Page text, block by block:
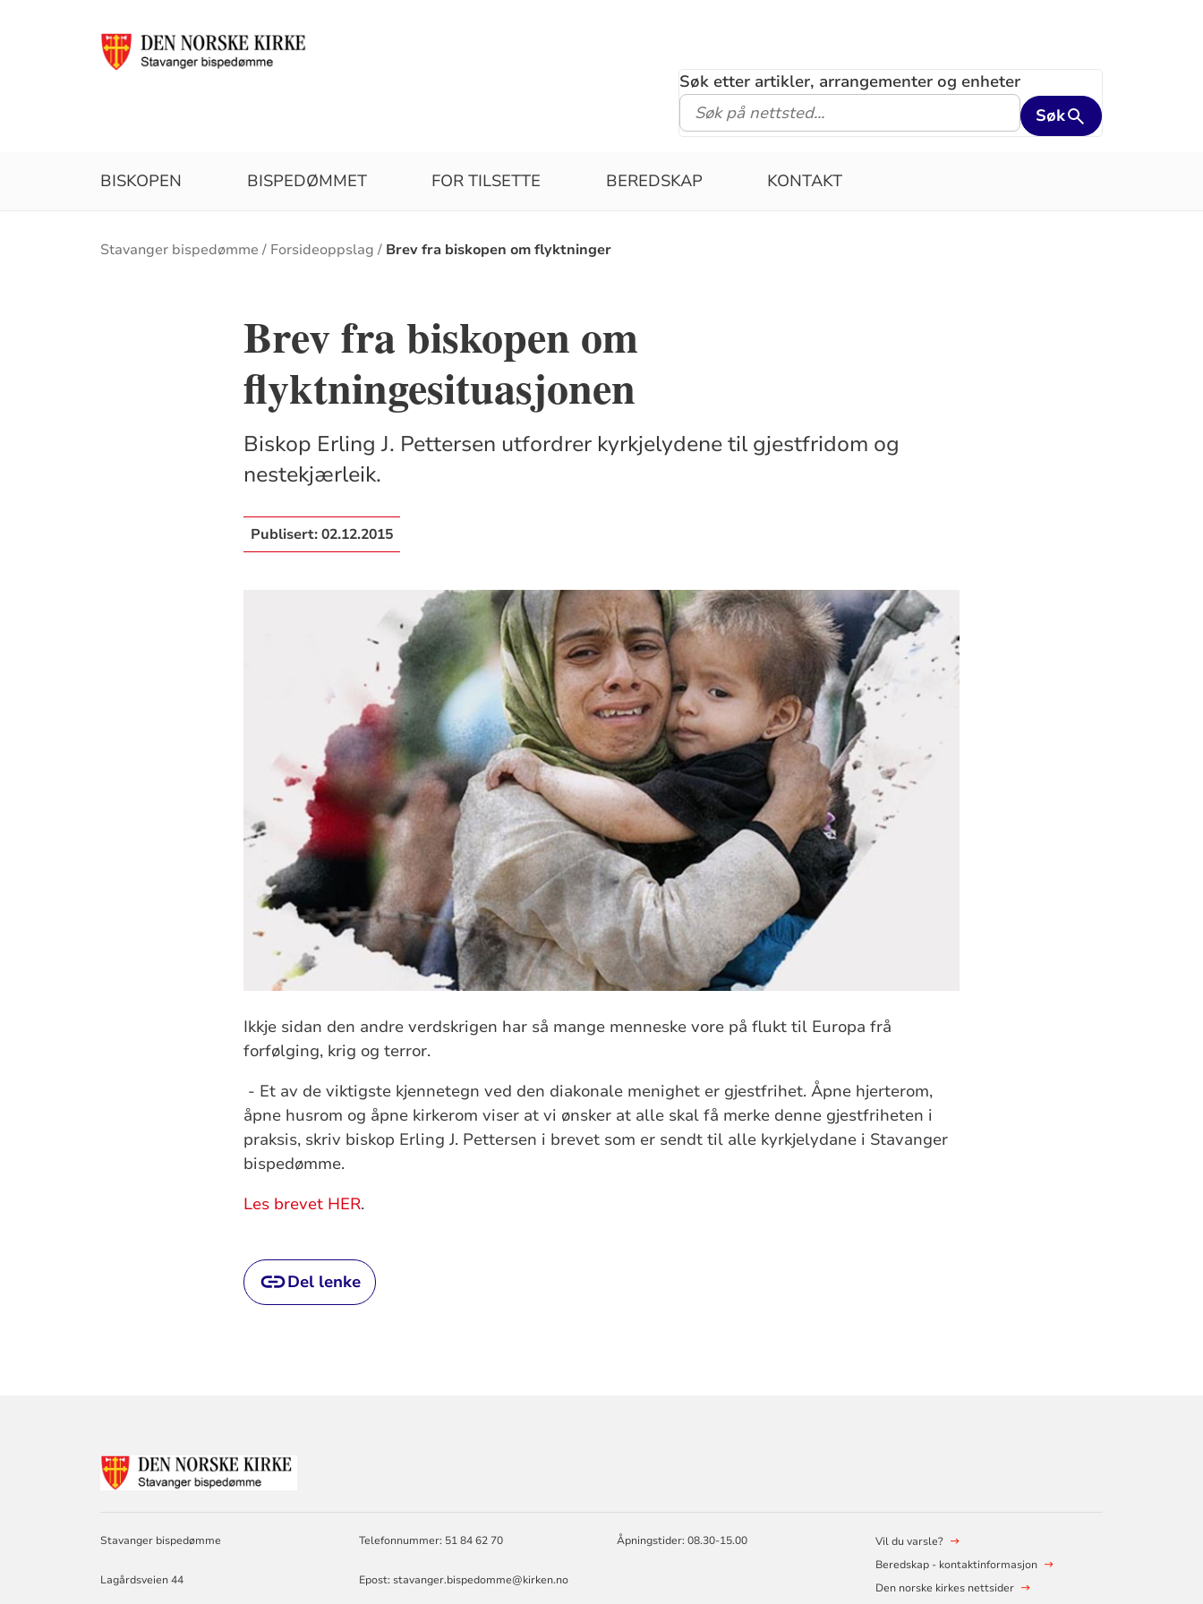
Søk etter artikler, arrangementer og enheter
Søk
BISKOPEN BISPEDØMMET FOR TILSETTE BEREDSKAP KONTAKT
Brødsmulesti
Stavanger bispedømme Forsideoppslag Brev fra biskopen om flyktninger
Brev fra biskopen om
flyktningesituasjonen
Biskop Erling J. Pettersen utfordrer kyrkjelydene til gjestfridom og
nestekjærleik.
Publisert:02.12.2015
Ikkje sidan den andre verdskrigen har så mange menneske vore på flukt til Europa frå
forfølging, krig og terror.
- Et av de viktigste kjennetegn ved den diakonale menighet er gjestfrihet. Åpne hjerterom,
åpne husrom og åpne kirkerom viser at vi ønsker at alle skal få merke denne gjestfriheten i
praksis, skriv biskop Erling J. Pettersen i brevet som er sendt til alle kyrkjelydane i Stavanger
bispedømme.
Les brevet HER.
Del lenke
Stavanger bispedømme
Lagårdsveien 44
Telefonnummer: 51 84 62 70
Epost: stavanger.bispedomme@kirken.no
Åpningstider: 08.30-15.00
Vil du varsle?
Beredskap - kontaktinformasjon
Den norske kirkes nettsider